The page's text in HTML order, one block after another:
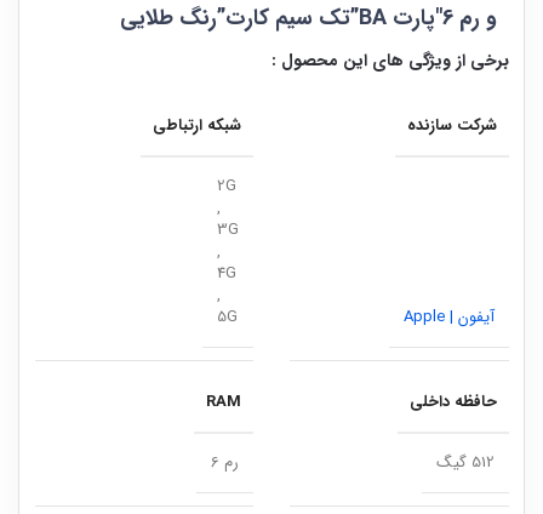
و رم 6″پارت BA”تک سیم کارت”رنگ طلایی
برخی از ویژگی های این محصول :
شرکت سازنده
آیفون | Apple
شبکه ارتباطی
2G
,
3G
,
4G
,
5G
حافظه داخلی
512 گیگ
RAM
رم 6